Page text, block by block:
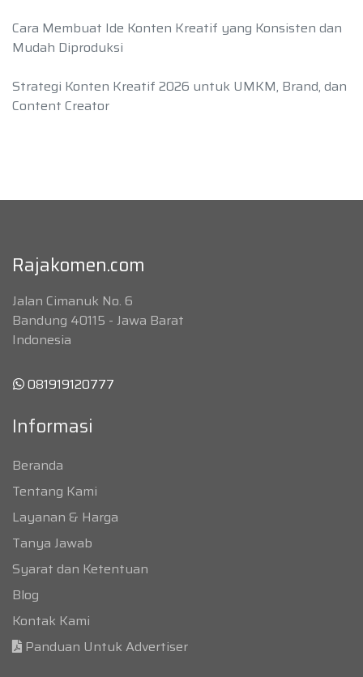
Cara Membuat Ide Konten Kreatif yang Konsisten dan
Mudah Diproduksi
Strategi Konten Kreatif 2026 untuk UMKM, Brand, dan
Content Creator
Rajakomen.com
Jalan Cimanuk No. 6
Bandung 40115 - Jawa Barat
Indonesia
081919120777
Informasi
Beranda
Tentang Kami
Layanan & Harga
Tanya Jawab
Syarat dan Ketentuan
Blog
Kontak Kami
Panduan Untuk Advertiser